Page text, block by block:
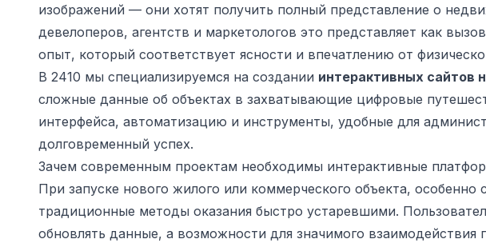
изображений — они хотят получить полный представление о
девелоперов, агентств и маркетологов это представляет как
опыт, который соответствует ясности и впечатлению от
В 2410 мы специализируемся на создании интерактивных сайтов
сложные данные об объектах в захватывающие цифровые
интерфейса, автоматизацию и инструменты, удобные для
долговременный успех.
Зачем современным проектам необходимы интерактивные
При запуске нового жилого или коммерческого объекта,
традиционные методы оказания быстро устаревшими.
обновлять данные, а возможности для значимого взаимодействия